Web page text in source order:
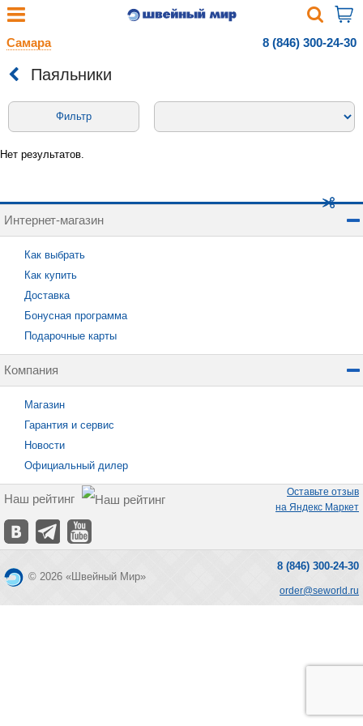
Самара 8 (846) 300-24-30
Паяльники
Фильтр
Нет результатов.
Интернет-магазин
Как выбрать
Как купить
Доставка
Бонусная программа
Подарочные карты
Компания
Магазин
Гарантия и сервис
Новости
Официальный дилер
Наш рейтинг
Оставьте отзыв
на Яндекс Маркет
© 2026 «Швейный Мир»
8 (846) 300-24-30
order@seworld.ru